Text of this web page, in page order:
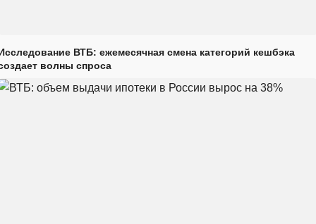
ВТБ: ежемесячная смена категорий кешбэка
волны спроса